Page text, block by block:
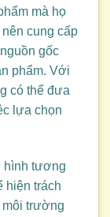
mà họ
cung cấp
gốc
phẩm. Với
có thể đưa
lựa chọn
hình tương
hiện trách
môi trường